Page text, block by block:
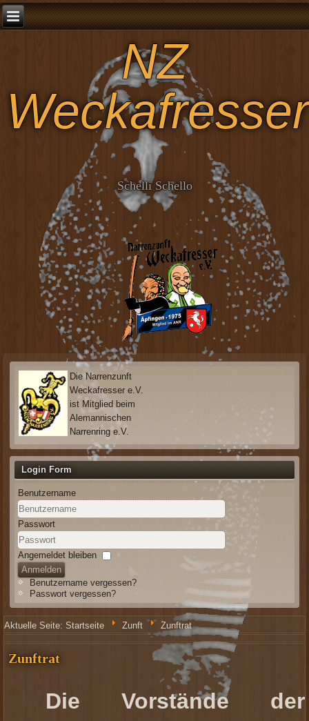
NZ
Weckafresser
Schelli Schello
Die Narrenzunft
Weckafresser e.V.
ist Mitglied beim
Alemannischen
Narrenring e.V.
Login Form
Benutzername
Passwort
Angemeldet bleiben
Anmelden
Benutzername vergessen?
Passwort vergessen?
Aktuelle Seite:Startseite Zunft Zunftrat
Zunftrat
Die Vorstände der